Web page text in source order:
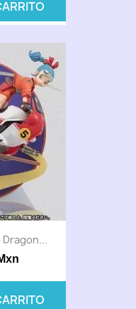
Dragon...